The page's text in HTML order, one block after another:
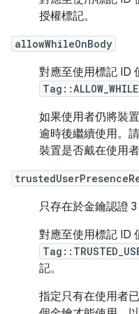
授權標記。
allowWhileOnBody
對應至使用標記 ID
如果使用者仍將裝
逾時後繼續使用。
裝置是否戴在使用者
只存在於金鑰認證 3
對應至使用標記 ID
記。
指定只有在使用者